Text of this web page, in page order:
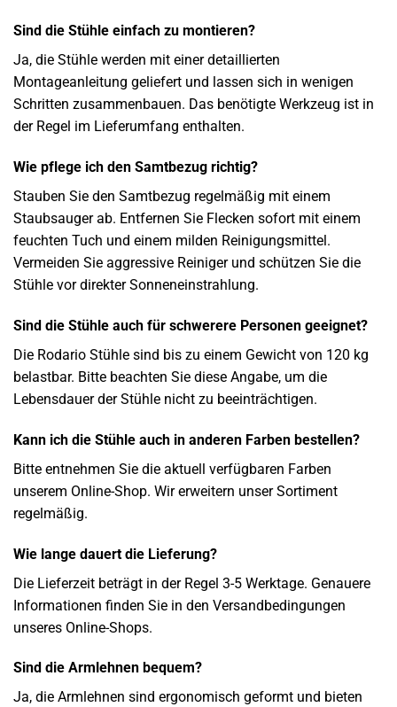
Sind die Stühle einfach zu montieren?
Ja, die Stühle werden mit einer detaillierten
Montageanleitung geliefert und lassen sich in wenigen
Schritten zusammenbauen. Das benötigte Werkzeug ist in
der Regel im Lieferumfang enthalten.
Wie pflege ich den Samtbezug richtig?
Stauben Sie den Samtbezug regelmäßig mit einem
Staubsauger ab. Entfernen Sie Flecken sofort mit einem
feuchten Tuch und einem milden Reinigungsmittel.
Vermeiden Sie aggressive Reiniger und schützen Sie die
Stühle vor direkter Sonneneinstrahlung.
Sind die Stühle auch für schwerere Personen geeignet?
Die Rodario Stühle sind bis zu einem Gewicht von 120 kg
belastbar. Bitte beachten Sie diese Angabe, um die
Lebensdauer der Stühle nicht zu beeinträchtigen.
Kann ich die Stühle auch in anderen Farben bestellen?
Bitte entnehmen Sie die aktuell verfügbaren Farben
unserem Online-Shop. Wir erweitern unser Sortiment
regelmäßig.
Wie lange dauert die Lieferung?
Die Lieferzeit beträgt in der Regel 3-5 Werktage. Genauere
Informationen finden Sie in den Versandbedingungen
unseres Online-Shops.
Sind die Armlehnen bequem?
Ja, die Armlehnen sind ergonomisch geformt und bieten